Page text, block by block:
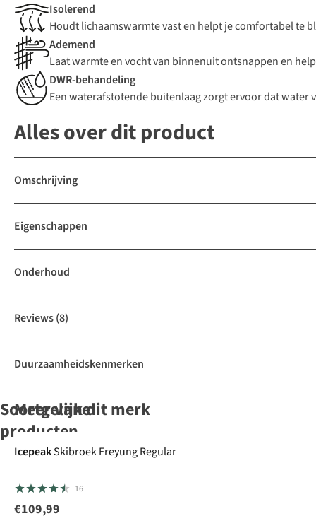
Isolerend
Houdt lichaamswarmte vast en helpt je comfortabel te
Ademend
Laat warmte en vocht van binnenuit ontsnappen en
DWR-behandeling
Een waterafstotende buitenlaag zorgt ervoor dat
Alles over dit product
Omschrijving
Eigenschappen
Onderhoud
Reviews(8)
Duurzaamheidskenmerken
Soortgelijke
producten
Softshell
Skibroek
Softshell
Skibroek
Softshell
Skibroek
Softshell
Entiat
Meer van dit merk
IcepeakSkibroek Freyung Regular
16
€109,99